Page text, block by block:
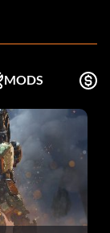
MODS